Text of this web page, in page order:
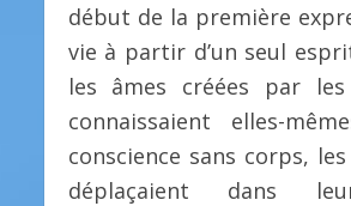
début de la première
vie à partir d’un seul
les âmes créées par
connaissaient elles-
conscience sans corps,
déplaçaient dans